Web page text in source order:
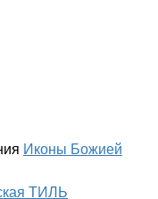
Иконы Божией
ТИЛЬ